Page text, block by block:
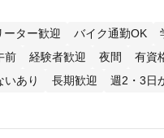
ーター歓迎 バイク通勤OK
前 経験者歓迎 夜間
有資
いあり 長期歓迎
週2・3日